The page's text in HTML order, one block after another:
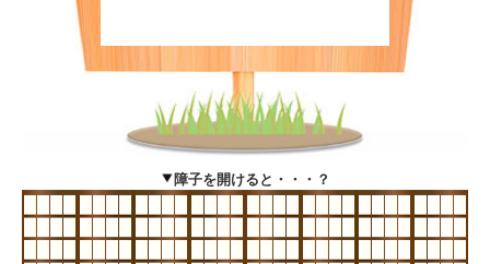
障子を開けると・・・？